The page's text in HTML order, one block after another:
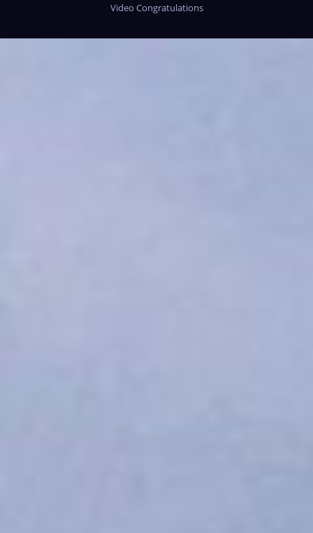
Video Congratulations